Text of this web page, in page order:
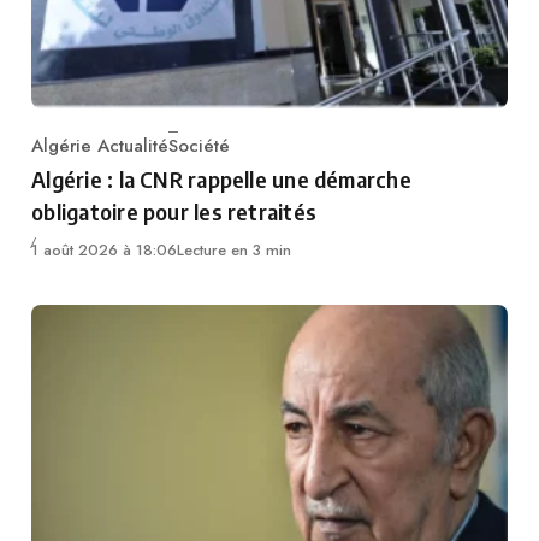
Category
Algérie ActualitéSociété
Algérie : la CNR rappelle une démarche
obligatoire pour les retraités
1 août 2026 à 18:06Lecture en 3 min